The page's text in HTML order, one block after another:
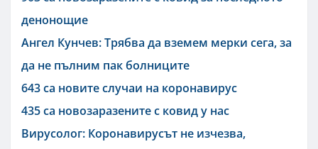
денонощие
Ангел Кунчев: Трябва да вземем мерки сега, за
да не пълним пак болниците
643 са новите случаи на коронавирус
435 са новозаразените с ковид у нас
Вирусолог: Коронавирусът не изчезва,